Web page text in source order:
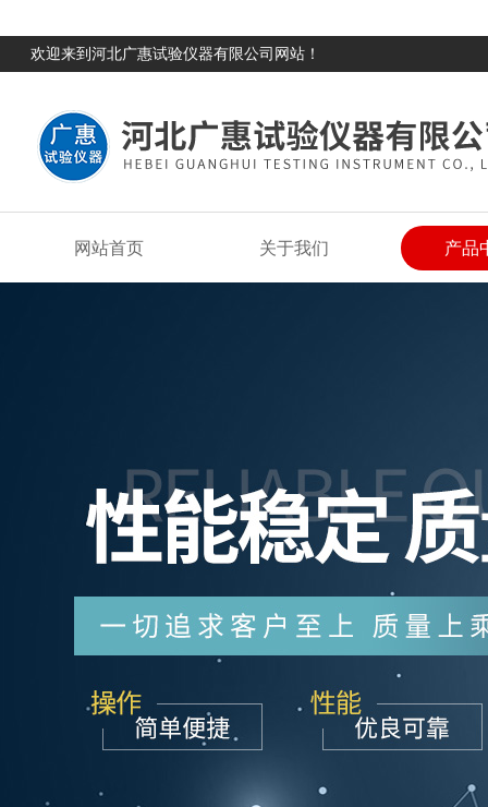
欢迎来到河北广惠试验仪器有限公司网站！
网站首页 关于我们 产品